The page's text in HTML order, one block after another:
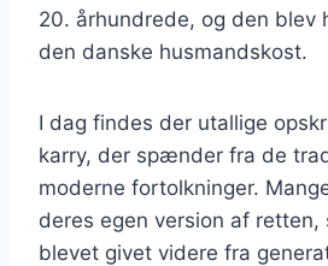
20. århundrede, og den blev
den danske husmandskost.
I dag findes der utallige
karry, der spænder fra de
moderne fortolkninger.
deres egen version af retten,
blevet givet videre fra